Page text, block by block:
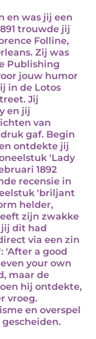
en was jij een
trouwde jij
Folline,
Zij was
Publishing
jouw humor
in de Lotos
Jij
en jij
van
gaf. Begin
ontdekte jij
'Lady
1892
recensie in
'briljant
helder,
zijn zwakke
dit had
via een zin
'After a good
your own
maar de
hij ontdekte,
vroeg.
en overspel
gescheiden.